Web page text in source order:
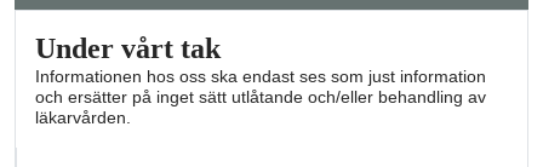
Under vårt tak
Informationen hos oss ska endast ses som just information
och ersätter på inget sätt utlåtande och/eller behandling av
läkarvården.